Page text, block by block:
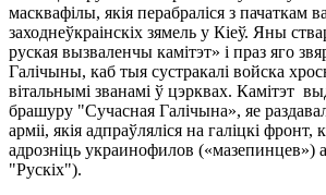
масквафілы, якія перабраліся з пачаткам
заходнеўкраінскіх зямель у Кіеў. Яны
руская вызваленчы камітэт» і праз яго
Галічыны, каб тыя сустракалі войска
вітальнымі званамі ў цэрквах. Камітэт
брашуру "Сучасная Галічына», яе
арміі, якія адпраўляліся на галіцкі фронт,
адрозніць украинофилов («мазепинцев»)
"Рускіх").